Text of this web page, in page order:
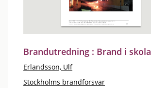
Brandutredning : Brand i skola
Erlandsson, Ulf
Stockholms brandförsvar